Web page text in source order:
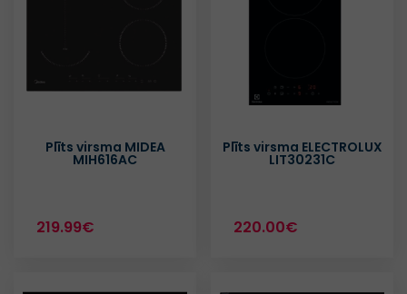
Plīts virsma MIDEA
MIH616AC
219.99€
Plīts virsma ELECTROLUX
LIT30231C
220.00€